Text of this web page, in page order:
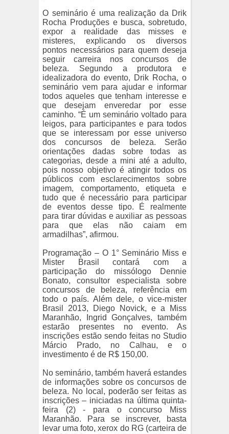
O seminário é uma realização da Drik
Rocha Produções e busca, sobretudo,
expor a realidade das misses e
misteres, explicando os diversos
pontos necessários para quem deseja
seguir carreira nos concursos de
beleza. Segundo a produtora e
idealizadora do evento, Drik Rocha, o
seminário vem para ajudar e informar
todos aqueles que tenham interesse e
que desejam enveredar por esse
caminho. “É um seminário voltado para
leigos, para participantes e para todos
que se interessam por esse universo
dos concursos de beleza. Serão
orientações dadas sobre todas as
categorias, desde a mini até a adulto,
pois nosso objetivo é atingir todos os
públicos com esclarecimentos sobre
imagem, comportamento, etiqueta e
tudo que é necessário para participar
de eventos desse tipo. É realmente
para tirar dúvidas e auxiliar as pessoas
para que elas não caiam em
armadilhas”, afirmou.
Programação – O 1° Seminário Miss e
Mister Brasil contará com a
participação do missólogo Dennie
Bonato, consultor especialista sobre
concursos de beleza, referência em
todo o país. Além dele, o vice-mister
Brasil 2013, Diego Novick, e a Miss
Maranhão, Ingrid Gonçalves, também
estarão presentes no evento. As
inscrições estão sendo feitas no Studio
Márcio Prado, no Calhau, e o
investimento é de R$ 150,00.
No seminário, também haverá estandes
de informações sobre os concursos de
beleza. No local, poderão ser feitas as
inscrições – iniciadas na última quinta-
feira (2) - para o concurso Miss
Maranhão. Para se inscrever, basta
levar uma foto, xerox do RG (carteira de